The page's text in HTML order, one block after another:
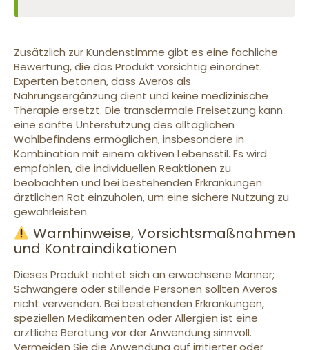
Zusätzlich zur Kundenstimme gibt es eine fachliche
Bewertung, die das Produkt vorsichtig einordnet.
Experten betonen, dass Averos als
Nahrungsergänzung dient und keine medizinische
Therapie ersetzt. Die transdermale Freisetzung kann
eine sanfte Unterstützung des alltäglichen
Wohlbefindens ermöglichen, insbesondere in
Kombination mit einem aktiven Lebensstil. Es wird
empfohlen, die individuellen Reaktionen zu
beobachten und bei bestehenden Erkrankungen
ärztlichen Rat einzuholen, um eine sichere Nutzung zu
gewährleisten.
Warnhinweise, Vorsichtsmaßnahmen
und Kontraindikationen
Dieses Produkt richtet sich an erwachsene Männer;
Schwangere oder stillende Personen sollten Averos
nicht verwenden. Bei bestehenden Erkrankungen,
speziellen Medikamenten oder Allergien ist eine
ärztliche Beratung vor der Anwendung sinnvoll.
Vermeiden Sie die Anwendung auf irritierter oder